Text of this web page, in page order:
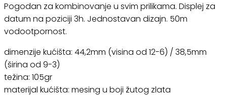
Pogodan za kombinovanje u svim prilikama. Displej za
datum na poziciji 3h. Jednostavan dizajn. 50m
vodootpornost.
dimenzije kućišta: 44,2mm (visina od 12-6) / 38,5mm
(širina od 9-3)
težina: 105gr
materijal kućišta: mesing u boji žutog zlata